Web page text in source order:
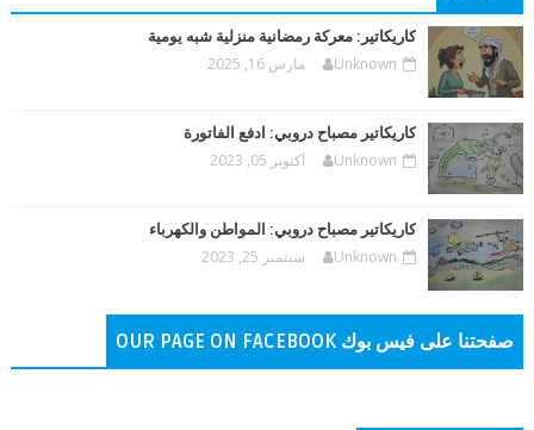
كاريكاتير: معركة رمضانية منزلية شبه يومية
Unknown مارس 16, 2025
كاريكاتير مصباح دروبي: ادفع الفاتورة
Unknown أكتوبر 05, 2023
كاريكاتير مصباح دروبي: المواطن والكهرباء
Unknown سبتمبر 25, 2023
صفحتنا على فيس بوك OUR PAGE ON FACEBOOK